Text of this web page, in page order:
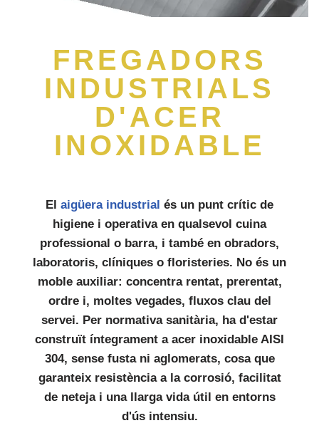
FREGADORS
INDUSTRIALS
D'ACER
INOXIDABLE
El aigüera industrial és un punt crític de
higiene i operativaen qualsevol cuina
professional o barra, i també en obradors,
laboratoris, clíniques o floristeries. No és un
moble auxiliar: concentra rentat, prerentat,
ordre i, moltes vegades, fluxos clau del
servei. Per normativa sanitària, ha d'estar
construït íntegrament a acer inoxidable AISI
304, sense fusta ni aglomerats, cosa que
garanteix resistència a la corrosió, facilitat
de neteja i una llarga vida útil en entorns
d'ús intensiu.